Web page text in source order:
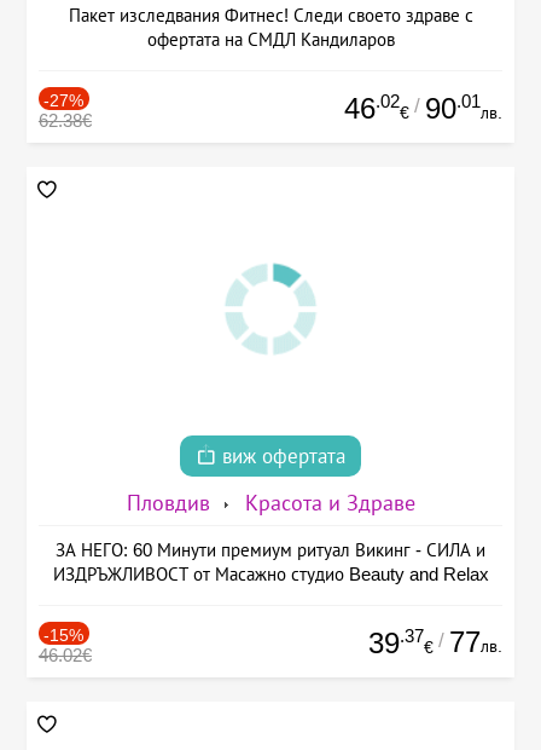
Пакет изследвания Фитнес! Следи своето здраве с
офертата на СМДЛ Кандиларов
-27%
62.38€ 46.02
€ / 90.01
лв.
виж офертата
Пловдив Красота и Здраве
ЗА НЕГО: 60 Минути премиум ритуал Викинг - СИЛА и
ИЗДРЪЖЛИВОСТ от Масажно студио Beauty and Relax
-15%
46.02€ 39.37
€ / 77лв.